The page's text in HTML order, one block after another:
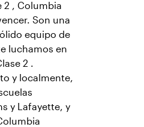
2 , Columbia
Son una
equipo de
luchamos en
2 .
y localmente,
y Lafayette, y